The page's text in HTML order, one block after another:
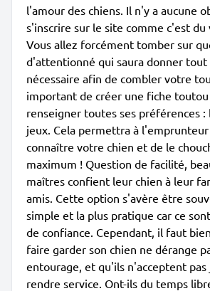
l'amour des chiens. Il n'y a aucune
s'inscrire sur le site comme c'est du
Vous allez forcément tomber sur
d'attentionné qui saura donner
nécessaire afin de combler votre
important de créer une fiche
renseigner toutes ses préférences :
jeux. Cela permettra à
connaître votre chien et de le
maximum ! Question de facilité,
maîtres confient leur chien à leur
amis. Cette option s'avère être
simple et la plus pratique car ce
de confiance. Cependant, il faut
faire garder son chien ne dérange
entourage, et qu'ils n'acceptent
rendre service. Ont-ils du temps